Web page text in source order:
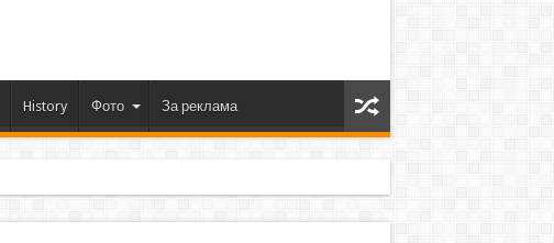
History Фото За реклама